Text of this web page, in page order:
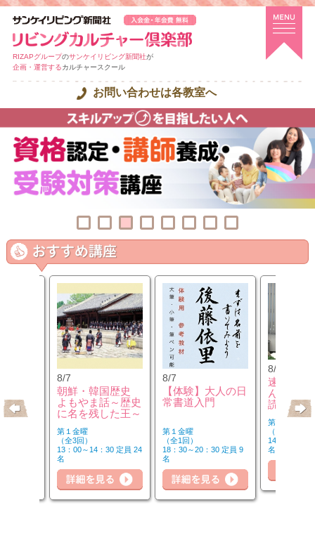
RIZAPグループのサンケイリビング新聞社が
企画・運営するカルチャースクール
お問い合わせは各教室へ
8/7
朝鮮・韓国歴史
よもやま話～歴史
に名を残した王～
第１金曜
（全3回）
13：00～14：30 定員 24
名
8/7
【体験】大人の日
常書道入門
第１金曜
（全1回）
18：30～20：30 定員 9
名
8/8
速読や脳
んで「本
読み方」
第２・４土曜
（全6回）
14：50～16
名
詳細を見る